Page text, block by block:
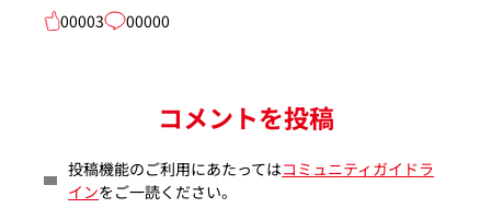
00003
00000
コメントを投稿
投稿機能のご利用にあたってはコミュニティガイドラ
インをご一読ください。